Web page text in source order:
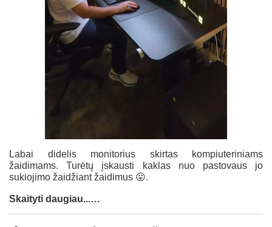
Labai didelis monitorius skirtas kompiuteriniams
žaidimams. Turėtų įskausti kaklas nuo pastovaus jo
sukiojimo žaidžiant žaidimus 😛.
Skaityti daugiau...…